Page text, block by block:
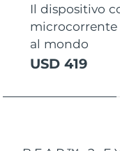
Il dispositivo
al mondo
USD 419